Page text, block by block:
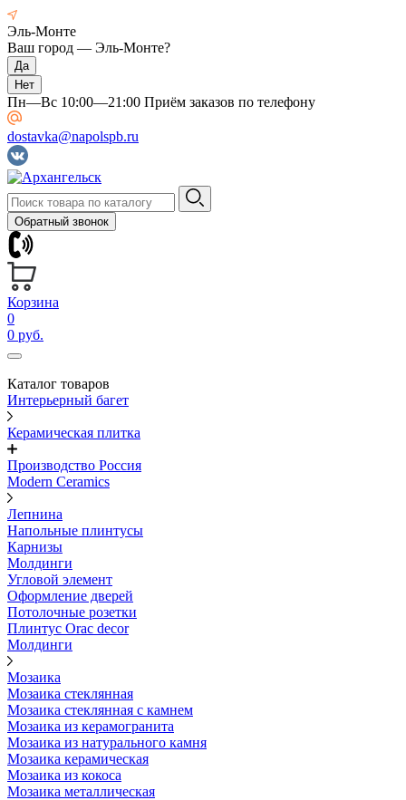
Эль-Монте
Ваш город — Эль-Монте?
Пн—Вс 10:00—21:00 Приём заказов по телефону
dostavka@napolspb.ru
Обратный звонок
Корзина
0
0 руб.
Каталог товаров
Интерьерный багет
Керамическая плитка
Производство Россия
Modern Ceramics
Лепнина
Напольные плинтусы
Карнизы
Молдинги
Угловой элемент
Оформление дверей
Потолочные розетки
Плинтус Orac decor
Молдинги
Мозаика
Мозаика стеклянная
Мозаика стеклянная с камнем
Мозаика из керамогранита
Мозаика из натурального камня
Мозаика керамическая
Мозаика из кокоса
Мозаика металлическая